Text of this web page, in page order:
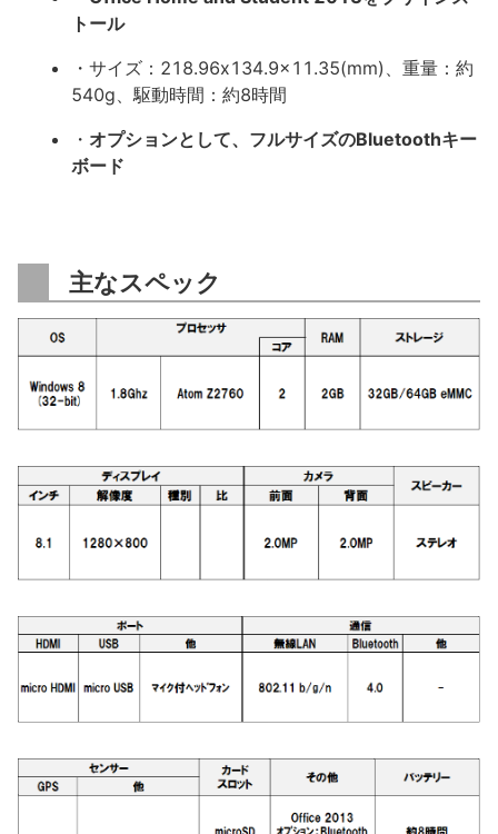
トール
・サイズ：218.96x134.9x11.35(mm)、重量：約
540g、駆動時間：約8時間
・ オプションとして、フルサイズのBluetoothキー
ボード
主なスペック